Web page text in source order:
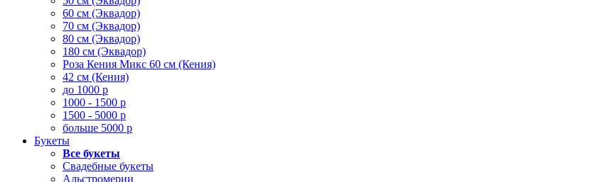
60 см (Эквадор)
70 см (Эквадор)
80 см (Эквадор)
180 см (Эквадор)
Роза Кения Микс 60 см (Кения)
42 см (Кения)
до 1000 р
1000 - 1500 р
1500 - 5000 р
больше 5000 р
Букеты
Все букеты
Свадебные букеты
Альстромерии